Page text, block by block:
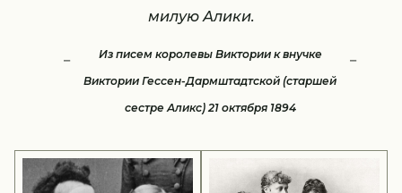
милую Алики.
Из писем королевы Виктории к внучке
Виктории Гессен-Дармштадтской (старшей
сестре Аликс) 21 октября 1894